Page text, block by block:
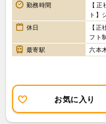
勤務時間
【
ト】
休日
【
フト
最寄駅
六本
お気に入り